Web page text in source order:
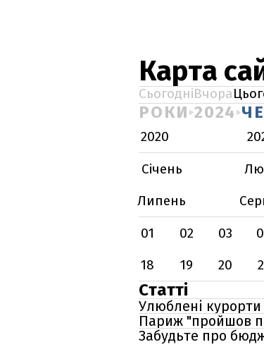
Карта
СьогодніВчора
РОКИ 2024
2020
Січень
Липень
01
02 03
18
19 20
Статті
Улюблені курорти
Париж "пройшов
Забудьте про